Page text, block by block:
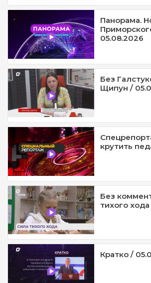
Панорама.
05.08.2026
Без
Щипун /
крутить
Без
тихого
Кратко /